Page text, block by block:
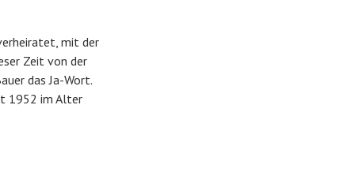
mit der
Zeit von der
das Ja-Wort.
1952 im Alter